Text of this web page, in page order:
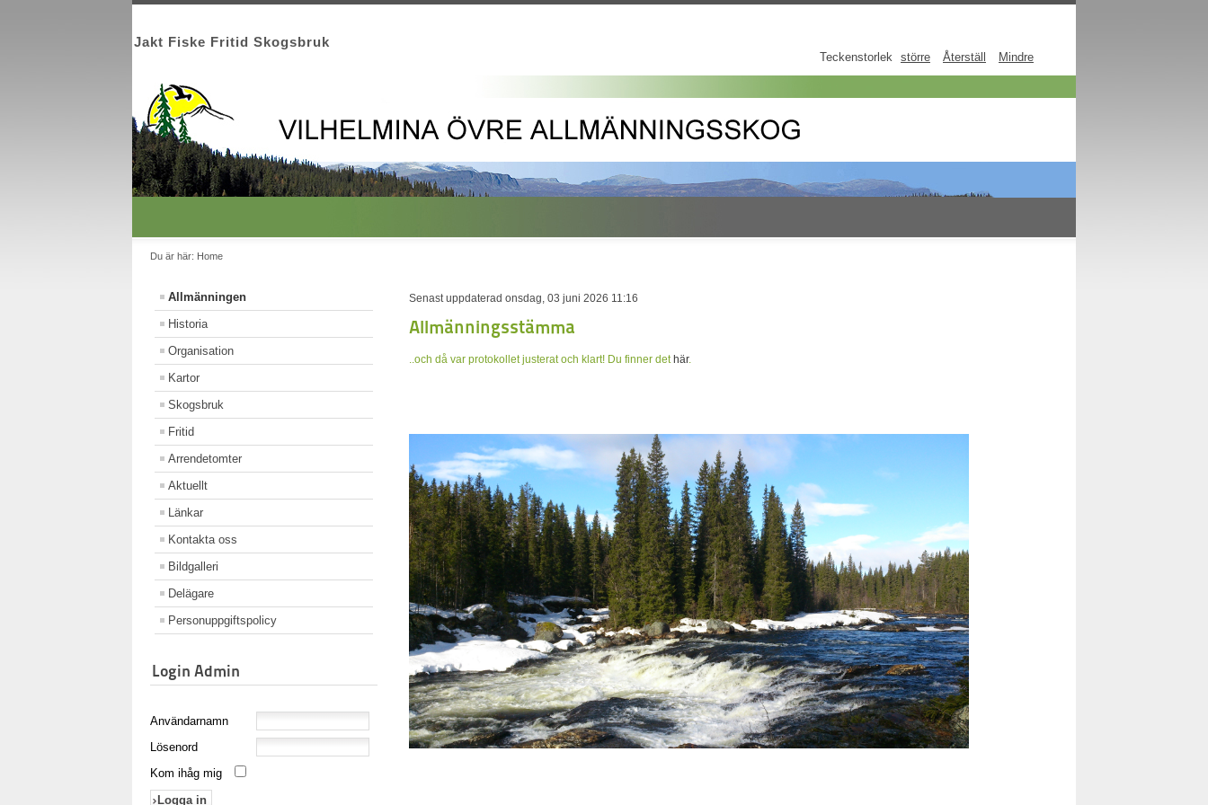
Jakt Fiske Fritid Skogsbruk
Teckenstorlek större Återställ Mindre
Du är här: Home
Allmänningen
Historia
Organisation
Kartor
Skogsbruk
Fritid
Arrendetomter
Aktuellt
Länkar
Kontakta oss
Bildgalleri
Delägare
Personuppgiftspolicy
Login Admin
Användarnamn
Lösenord
Kom ihåg mig
Senast uppdaterad onsdag, 03 juni 2026 11:16
Allmänningsstämma
..och då var protokollet justerat och klart! Du finner det här.